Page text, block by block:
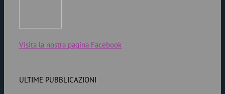
Visita la nostra pagina Facebook
ULTIME PUBBLICAZIONI